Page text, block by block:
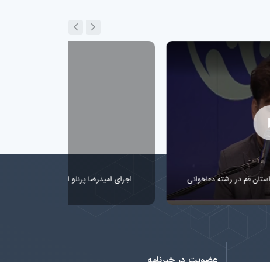
اجرای امیدرضا پرنلو از استان تهران در رشته دعاخوانی